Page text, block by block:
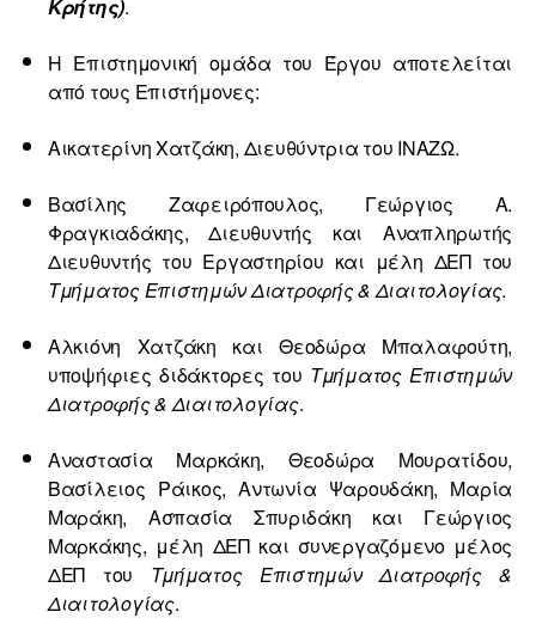
Κρήτης).
Η Επιστημονική ομάδα του Έργου αποτελείται
από τους Επιστήμονες:
Αικατερίνη Χατζάκη, Διευθύντρια του ΙΝΑΖΩ.
Βασίλης Ζαφειρόπουλος, Γεώργιος Α.
Φραγκιαδάκης, Διευθυντής και Αναπληρωτής
Διευθυντής του Εργαστηρίου και μέλη ΔΕΠ του
Τμήματος Επιστημών Διατροφής & Διαιτολογίας.
Αλκιόνη Χατζάκη και Θεοδώρα Μπαλαφούτη,
υποψήφιες διδάκτορες του Τμήματος Επιστημών
Διατροφής & Διαιτολογίας.
Αναστασία Μαρκάκη, Θεοδώρα Μουρατίδου,
Βασίλειος Ράικος, Αντωνία Ψαρουδάκη, Μαρία
Μαράκη, Ασπασία Σπυριδάκη και Γεώργιος
Μαρκάκης, μέλη ΔΕΠ και συνεργαζόμενο μέλος
ΔΕΠ του Τμήματος Επιστημών Διατροφής &
Διαιτολογίας.